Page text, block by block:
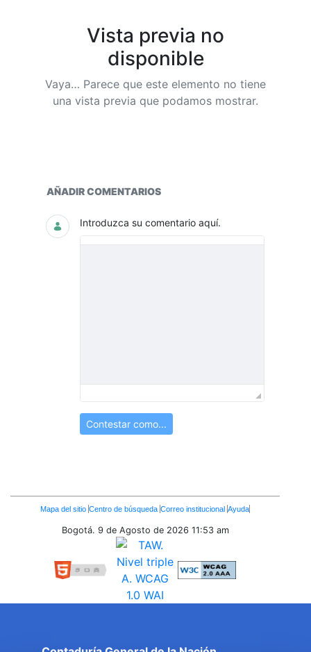
Vista previa no
disponible
Vaya… Parece que este elemento no tiene
una vista previa que podamos mostrar.
Plan de gasto público de la CGN
AÑADIR COMENTARIOS
Introduzca su comentario aquí.
Contestar como...
Enlaces
Inferiores
Mapa del sitio Centro de búsqueda Correo institucional Ayuda
Bogotá. 9 de Agosto de 2026 11:53 am